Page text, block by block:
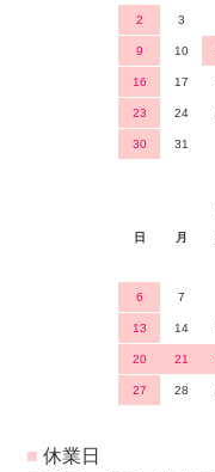
2 3
9 10
16 17
23 24
30 31
日 月
6 7
13 14
20 21
27 28
■ 休業日